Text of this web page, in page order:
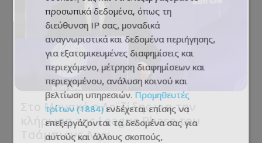
Στο Μονακό ο Λοϊζίδης για την
κλήρωση της League Phase του
Τσάμπιονς Λιγκ
προσωπικά δεδομένα, όπως τη
διεύθυνση IP σας, μοναδικά
αναγνωριστικά και δεδομένα περιήγησης,
για εξατομικευμένες διαφημίσεις και
περιεχόμενο, μέτρηση διαφημίσεων και
περιεχομένου, ανάλυση κοινού και
βελτίωση υπηρεσιών.Προμηθευτές
τρίτων (1884) ενδέχεται επίσης να
επεξεργάζονται τα δεδομένα σας για
αυτούς και άλλους σκοπούς,